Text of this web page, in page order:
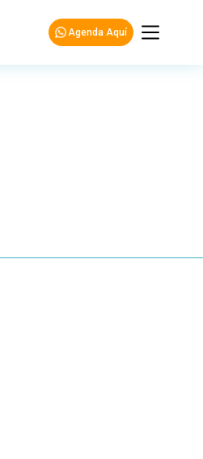
Agenda Aquí